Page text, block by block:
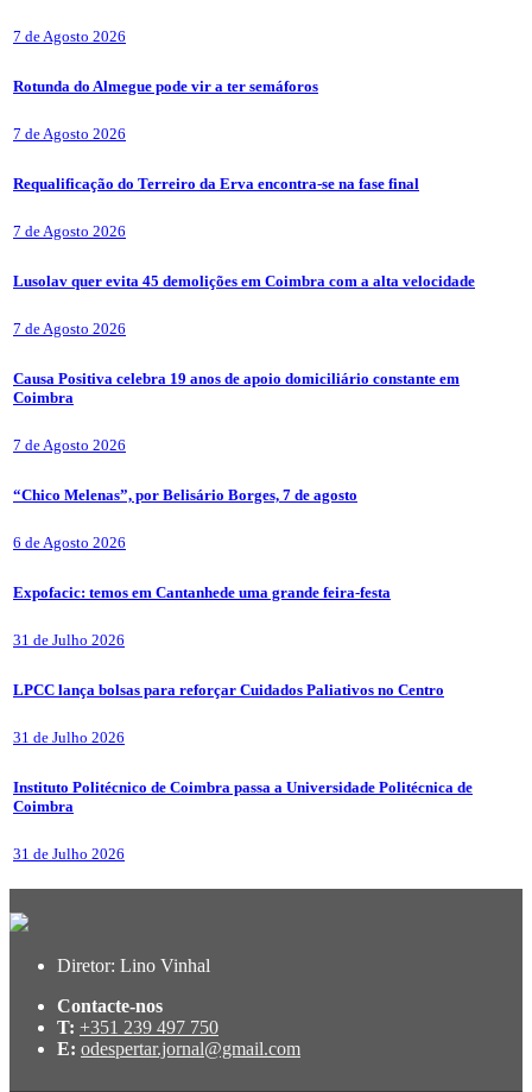
7 de Agosto 2026
Rotunda do Almegue pode vir a ter semáforos
7 de Agosto 2026
Requalificação do Terreiro da Erva encontra-se na fase final
7 de Agosto 2026
Lusolav quer evita 45 demolições em Coimbra com a alta velocidade
7 de Agosto 2026
Causa Positiva celebra 19 anos de apoio domiciliário constante em
Coimbra
7 de Agosto 2026
“Chico Melenas”, por Belisário Borges, 7 de agosto
6 de Agosto 2026
Expofacic: temos em Cantanhede uma grande feira-festa
31 de Julho 2026
LPCC lança bolsas para reforçar Cuidados Paliativos no Centro
31 de Julho 2026
Instituto Politécnico de Coimbra passa a Universidade Politécnica de
Coimbra
31 de Julho 2026
Diretor: Lino Vinhal
Contacte-nos
T: +351 239 497 750
E: odespertar.jornal@gmail.com